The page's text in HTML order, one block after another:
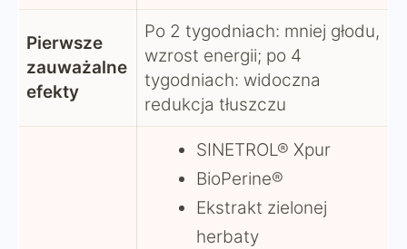
Pierwsze
zauważalne
efekty
Po 2 tygodniach: mniej głodu,
wzrost energii; po 4
tygodniach: widoczna
redukcja tłuszczu
SINETROL® Xpur
BioPerine®
Ekstrakt zielonej
herbaty